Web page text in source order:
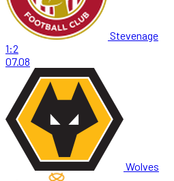
Stevenage
1:2
07.08
Wolves